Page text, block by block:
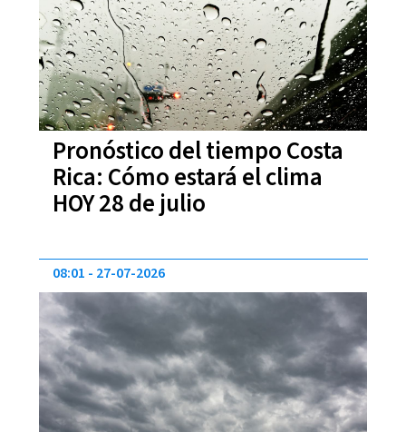
Pronóstico del tiempo Costa
Rica: Cómo estará el clima
HOY 28 de julio
08:01 27-07-2026